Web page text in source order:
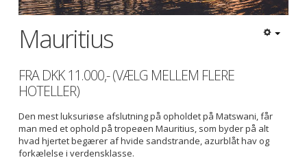
Mauritius
FRA DKK 11.000,- (VÆLG MELLEM FLERE
HOTELLER)
Den mest luksuriøse afslutning på opholdet på Matswani, får
man med et ophold på tropeøen Mauritius, som byder på alt
hvad hjertet begærer af hvide sandstrande, azurblåt hav og
forkælelse i verdensklasse.